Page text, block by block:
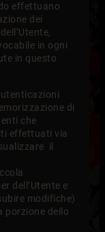
effettuano
dei
in ogni
in questo
di
che
effettuati via
il
dell’Utente e
modifiche)
porzione dello